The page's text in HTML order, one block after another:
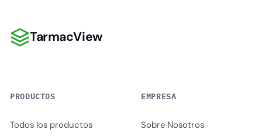
TarmacView
TarmacView
PRODUCTOS
Todos los productos
EMPRESA
Sobre Nosotros